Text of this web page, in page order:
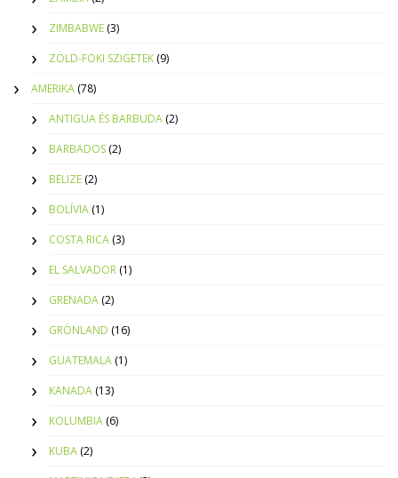
ZIMBABWE (3)
ZÖLD-FOKI SZIGETEK (9)
AMERIKA (78)
ANTIGUA ÉS BARBUDA (2)
BARBADOS (2)
BELIZE (2)
BOLÍVIA (1)
COSTA RICA (3)
EL SALVADOR (1)
GRENADA (2)
GRÖNLAND (16)
GUATEMALA (1)
KANADA (13)
KOLUMBIA (6)
KUBA (2)